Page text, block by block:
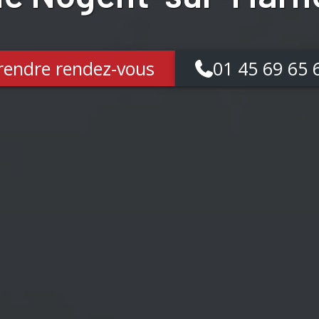
rendez-vous 01 45 69 65